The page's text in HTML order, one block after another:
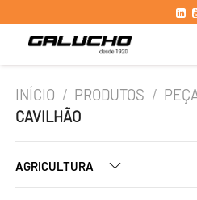
INÍCIO / PRODUTOS /
CAVILHÃO
AGRICULTURA